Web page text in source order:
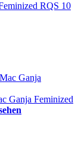
RQS 10
Ganja Feminized